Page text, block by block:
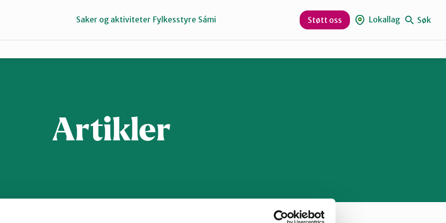
Tana og Varanger
Saker og aktiviteter Fylkesstyre Sámi Støtt oss Lokallag Søk
Artikler